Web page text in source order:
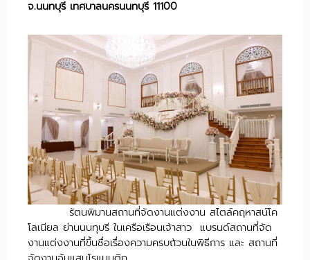
จ.นนทบุรี เทศบาลนครนนทบุรี 11100
รัตนพิมานสถานที่จัดงานแต่งงาน สไตล์คฤหาสน์โค
โลเนียล ย่านนนทุบรี ในเครือเรือนเจ้าสาว แบรนด์สถานที่จัด
งานแต่งงานที่ขึ้นชื่อเรื่องความครบถ้วนในพิธีการ และ สถานที่